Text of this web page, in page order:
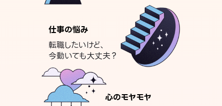
仕事の悩み
転職したいけど、
今動いても大丈夫？
心のモヤモヤ